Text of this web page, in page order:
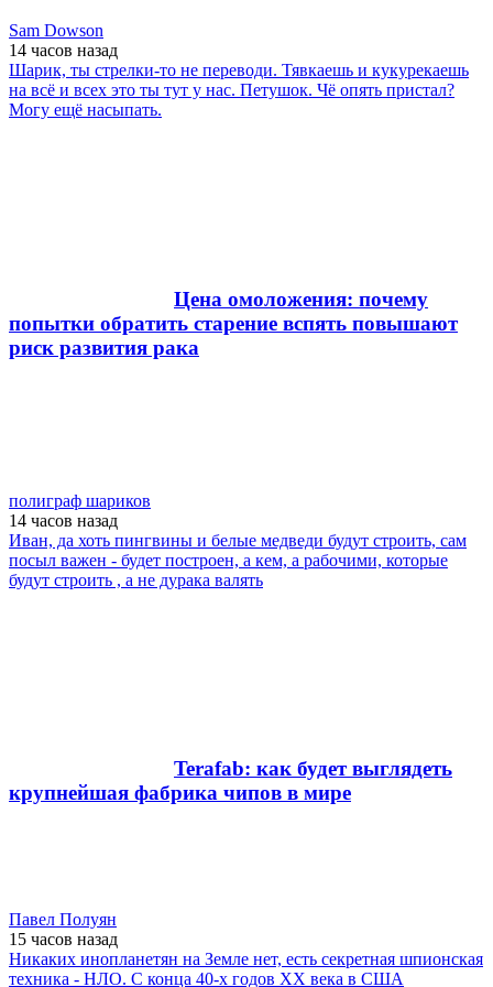
Sam Dowson
14 часов назад
Шарик, ты стрелки-то не переводи. Тявкаешь и кукурекаешь
на всё и всех это ты тут у нас. Петушок. Чё опять пристал?
Могу ещё насыпать.
Цена омоложения: почему
попытки обратить старение вспять повышают
риск развития рака
полиграф шариков
14 часов назад
Иван, да хоть пингвины и белые медведи будут строить, сам
посыл важен - будет построен, а кем, а рабочими, которые
будут строить , а не дурака валять
Terafab: как будет выглядеть
крупнейшая фабрика чипов в мире
Павел Полуян
15 часов назад
Никаких инопланетян на Земле нет, есть секретная шпионская
техника - НЛО. С конца 40-х годов ХХ века в США